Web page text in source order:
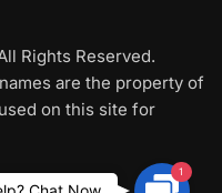
Rights Reserved.
are the property of
on this site for
1